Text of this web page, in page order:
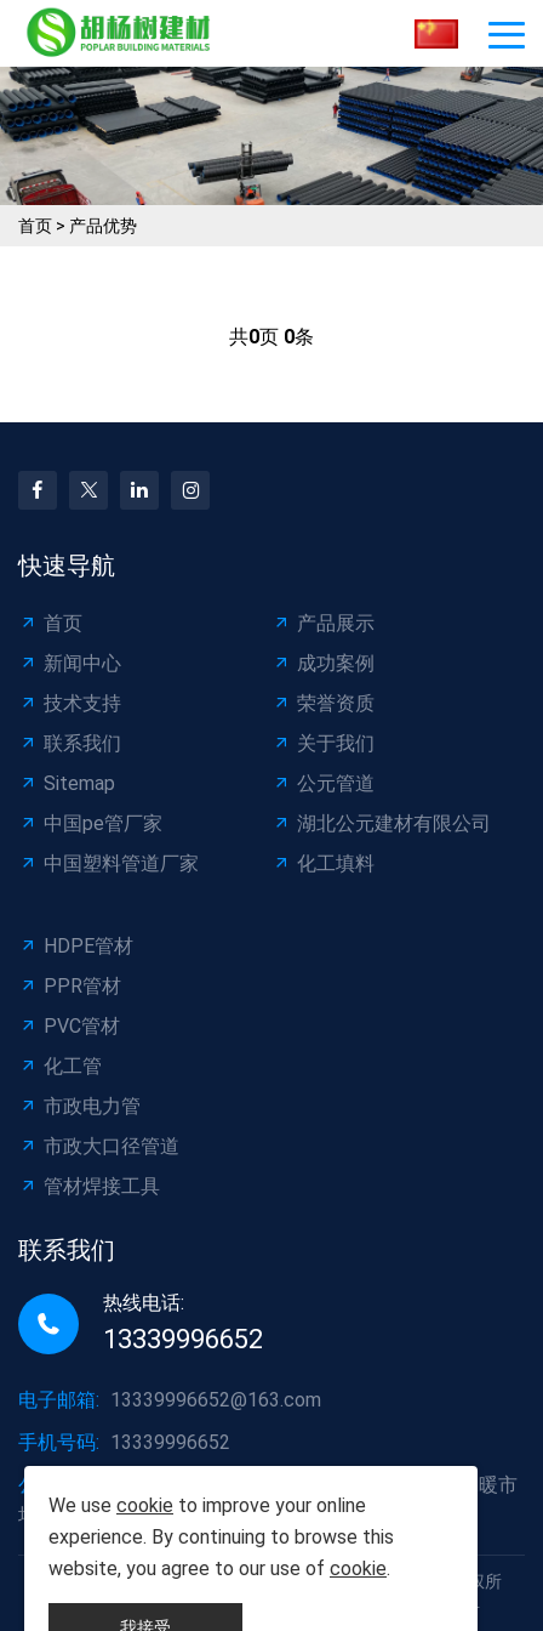
首页 > 产品优势
共0页 0条
快速导航
首页
产品展示
新闻中心
成功案例
技术支持
荣誉资质
联系我们
关于我们
Sitemap
公元管道
中国pe管厂家
湖北公元建材有限公司
中国塑料管道厂家
化工填料
HDPE管材
PPR管材
PVC管材
化工管
市政电力管
市政大口径管道
管材焊接工具
联系我们
热线电话:
13339996652
电子邮箱: 13339996652@163.com
手机号码: 13339996652
公司地址:
湖北省武汉市洪山区白沙洲大道烽火五金水暖市
场A2栋6号
Copyright © 2012-2025 武汉胡杨树建材有限责任公司 版权所
有 鄂ICP备19013111号 鄂公网安备42011102005926号
We use cookie to improve your online
experience. By continuing to browse this
website, you agree to our use of cookie.